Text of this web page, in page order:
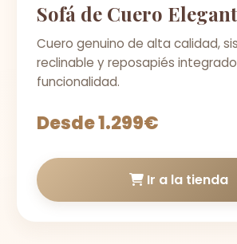
Sofá de Cuero
Cuero genuino de alta calidad,
reclinable y reposapiés
funcionalidad.
Desde 1.299€
Ir a la tienda